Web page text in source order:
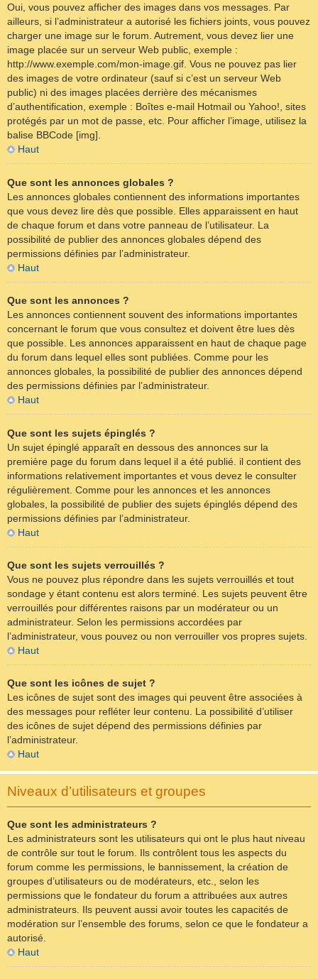
Oui, vous pouvez afficher des images dans vos messages. Par
ailleurs, si l’administrateur a autorisé les fichiers joints, vous pouvez
charger une image sur le forum. Autrement, vous devez lier une
image placée sur un serveur Web public, exemple :
http://www.exemple.com/mon-image.gif. Vous ne pouvez pas lier
des images de votre ordinateur (sauf si c’est un serveur Web
public) ni des images placées derrière des mécanismes
d’authentification, exemple : Boîtes e-mail Hotmail ou Yahoo!, sites
protégés par un mot de passe, etc. Pour afficher l’image, utilisez la
balise BBCode [img].
Haut
Que sont les annonces globales ?
Les annonces globales contiennent des informations importantes
que vous devez lire dès que possible. Elles apparaissent en haut
de chaque forum et dans votre panneau de l’utilisateur. La
possibilité de publier des annonces globales dépend des
permissions définies par l’administrateur.
Haut
Que sont les annonces ?
Les annonces contiennent souvent des informations importantes
concernant le forum que vous consultez et doivent être lues dès
que possible. Les annonces apparaissent en haut de chaque page
du forum dans lequel elles sont publiées. Comme pour les
annonces globales, la possibilité de publier des annonces dépend
des permissions définies par l’administrateur.
Haut
Que sont les sujets épinglés ?
Un sujet épinglé apparaît en dessous des annonces sur la
première page du forum dans lequel il a été publié. il contient des
informations relativement importantes et vous devez le consulter
régulièrement. Comme pour les annonces et les annonces
globales, la possibilité de publier des sujets épinglés dépend des
permissions définies par l’administrateur.
Haut
Que sont les sujets verrouillés ?
Vous ne pouvez plus répondre dans les sujets verrouillés et tout
sondage y étant contenu est alors terminé. Les sujets peuvent être
verrouillés pour différentes raisons par un modérateur ou un
administrateur. Selon les permissions accordées par
l’administrateur, vous pouvez ou non verrouiller vos propres sujets.
Haut
Que sont les icônes de sujet ?
Les icônes de sujet sont des images qui peuvent être associées à
des messages pour refléter leur contenu. La possibilité d’utiliser
des icônes de sujet dépend des permissions définies par
l’administrateur.
Haut
Niveaux d’utilisateurs et groupes
Que sont les administrateurs ?
Les administrateurs sont les utilisateurs qui ont le plus haut niveau
de contrôle sur tout le forum. Ils contrôlent tous les aspects du
forum comme les permissions, le bannissement, la création de
groupes d’utilisateurs ou de modérateurs, etc., selon les
permissions que le fondateur du forum a attribuées aux autres
administrateurs. Ils peuvent aussi avoir toutes les capacités de
modération sur l’ensemble des forums, selon ce que le fondateur a
autorisé.
Haut